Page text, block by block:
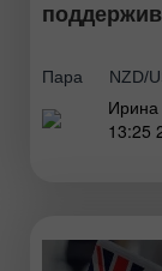
Пара NZD/
недельного
существенно
13:25